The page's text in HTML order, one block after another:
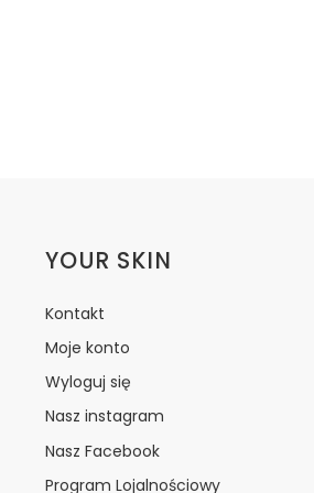
YOUR SKIN
Kontakt
Moje konto
Wyloguj się
Nasz instagram
Nasz Facebook
Program Lojalnościowy